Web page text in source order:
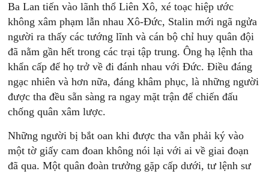
Ba Lan tiến vào lãnh thổ Liên Xô, xé toạc hiệp ước
không xâm phạm lẫn nhau Xô-Ðức, Stalin mới ngã ngửa
người ra thấy các tướng lĩnh và cán bộ chỉ huy quân đội
đã nằm gần hết trong các trại tập trung. Ông hạ lệnh tha
khẩn cấp để họ trở về đi đánh nhau với Ðức. Ðiều đáng
ngạc nhiên và hơn nữa, đáng khâm phục, là những người
được tha đều sẵn sàng ra ngay mặt trận để chiến đấu
chống quân xâm lược.
Những người bị bắt oan khi được tha vẫn phải ký vào
một tờ giấy cam đoan không nói lại với ai về giai đoạn
đã qua. Một quân đoàn trưởng gặp cấp dưới, tư lệnh sư